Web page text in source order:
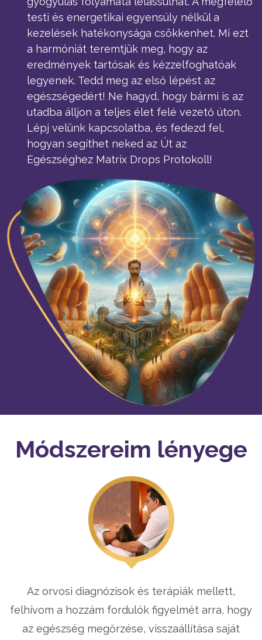
testi és energetikai egyensúly nélkül a
kezelések hatékonysága csökkenhet. Mi ezt
a harmóniát teremtjük meg, hogy az
eredmények tartósak és kézzelfoghatóak
legyenek. Tedd meg az első lépést az
egészségedért! Ne hagyd, hogy bármi is az
utadba álljon a teljes élet felé vezető úton.
Lépj velünk kapcsolatba, és fedezd fel,
hogyan segíthet neked az Út az
Egészséghez Matrix Drops Protokoll!
Módszereim lényege
Az orvosi diagnózisok és terápiák mellett,
felhívom a hozzám fordulók figyelmét arra, hogy
az egészség megőrzése, visszaállítása saját